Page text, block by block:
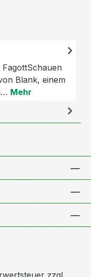
Blank, einem
Mehr
zzgl.